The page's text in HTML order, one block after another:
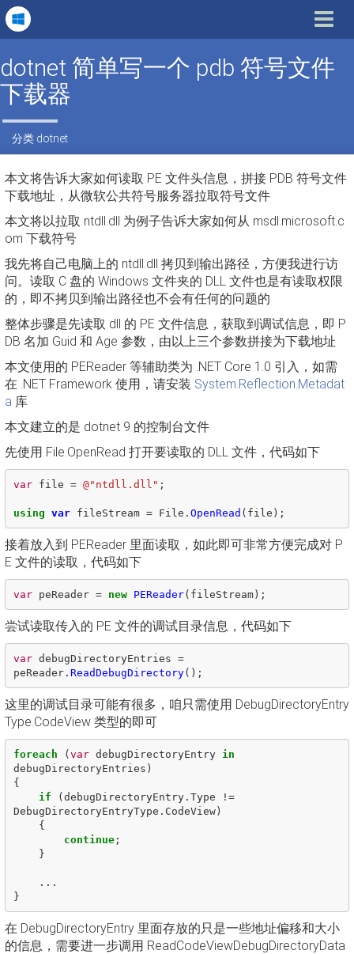
Toggle
dotnet 简单写一个 pdb 符号文件
下载器
分类 dotnet
本文将告诉大家如何读取 PE 文件头信息，拼接 PDB 符号文件
下载地址，从微软公共符号服务器拉取符号文件
本文将以拉取 ntdll.dll 为例子告诉大家如何从 msdl.microsoft.c
om 下载符号
我先将自己电脑上的 ntdll.dll 拷贝到输出路径，方便我进行访
问。读取 C 盘的 Windows 文件夹的 DLL 文件也是有读取权限
的，即不拷贝到输出路径也不会有任何的问题的
整体步骤是先读取 dll 的 PE 文件信息，获取到调试信息，即 P
DB 名加 Guid 和 Age 参数，由以上三个参数拼接为下载地址
本文使用的 PEReader 等辅助类为 .NET Core 1.0 引入，如需
在 .NET Framework 使用，请安装 System.Reflection.Metadat
a 库
本文建立的是 dotnet 9 的控制台文件
先使用 File.OpenRead 打开要读取的 DLL 文件，代码如下
var file = @"ntdll.dll" ;
using var fileStream = File . OpenRead ( file );
接着放入到 PEReader 里面读取，如此即可非常方便完成对 P
E 文件的读取，代码如下
var peReader = new PEReader( fileStream);
尝试读取传入的 PE 文件的调试目录信息，代码如下
var debugDirectoryEntries =
peReader. ReadDebugDirectory();
这里的调试目录可能有很多，咱只需使用 DebugDirectoryEntry
Type.CodeView 类型的即可
foreach (var debugDirectoryEntry
in
debugDirectoryEntries )
{
if
(debugDirectoryEntry. Type
!=
DebugDirectoryEntryType . CodeView)
{
continue;
}
...
}
在 DebugDirectoryEntry 里面存放的只是一些地址偏移和大小
的信息，需要进一步调用 ReadCodeViewDebugDirectoryData